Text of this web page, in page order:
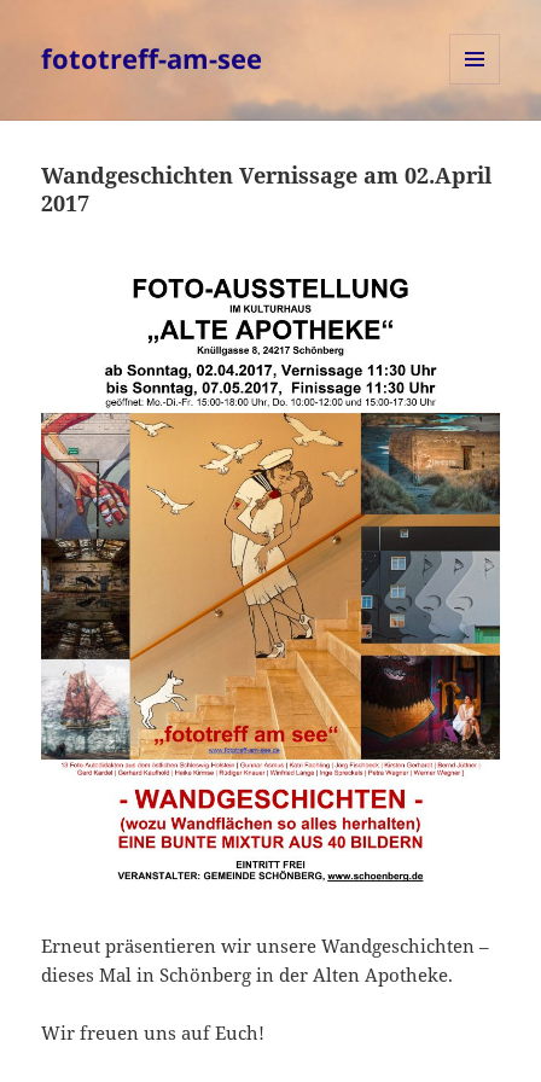
fototreff-am-see
MENÜ
Wandgeschichten Vernissage am 02.April
2017
Erneut präsentieren wir unsere Wandgeschichten –
dieses Mal in Schönberg in der Alten Apotheke.
Wir freuen uns auf Euch!